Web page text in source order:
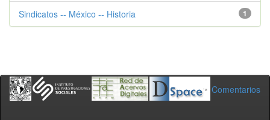
1
Sindicatos -- México -- Historia
Comentarios